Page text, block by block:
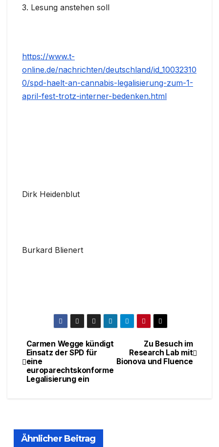
3. Lesung anstehen soll
https://www.t-
online.de/nachrichten/deutschland/id_10032310
0/spd-haelt-an-cannabis-legalisierung-zum-1-
april-fest-trotz-interner-bedenken.html
Dirk Heidenblut
Burkard Blienert
BeitragsnavigationZu Besuch im
Research Lab mit
Bionova und Fluence
Carmen Wegge kündigt
Einsatz der SPD für
eine
europarechtskonforme
Legalisierung ein
Ähnlicher Beitrag